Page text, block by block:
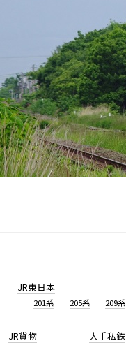
JR東日本
201系 205系 209系
JR貨物 大手私鉄